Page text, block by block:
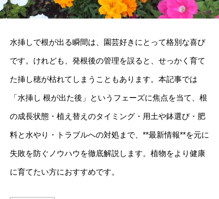
水挿しで根が出る瞬間は、園芸好きにとって格別な喜び
です。けれども、発根後の管理を誤ると、せっかく育て
た挿し穂が枯れてしまうこともあります。本記事では
「水挿し 根が出た後」というフェーズに焦点を当て、根
の成長状態・植え替えのタイミング・用土や鉢選び・肥
料と水やり・トラブルへの対処まで、**最新情報**を元に
失敗を防ぐノウハウを徹底解説します。植物をより健康
に育てたい方におすすめです。